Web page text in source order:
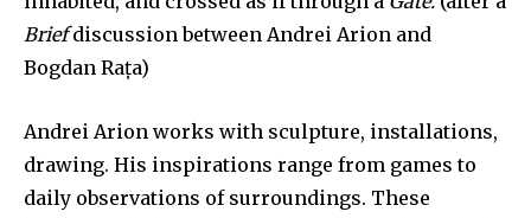
Briefdiscussion between Andrei Arion and
Bogdan Rața)
Andrei Arion works with sculpture, installations,
drawing. His inspirations range from games to
daily observations of surroundings. These